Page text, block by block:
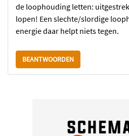
de loophouding letten:
lopen! Een slechte/slordige
energie daar helpt niets tegen.
BEANTWOORDEN